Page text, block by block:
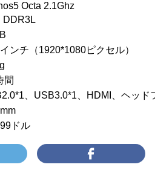
Octa 2.1Ghz
DDR3L
ンチ（1920*1080ピクセル）
間
、USB3.0*1、HDMI、ヘッド
ドル